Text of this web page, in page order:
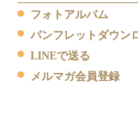
フォトアルバム
パンフレットダウン
LINEで送る
メルマガ会員登録